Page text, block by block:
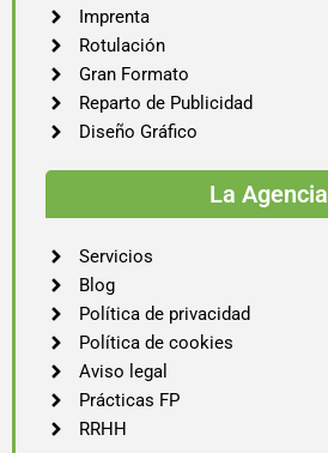
Imprenta
Rotulación
Gran Formato
Reparto de Publicidad
Diseño Gráfico
La Agencia
Servicios
Blog
Política de privacidad
Política de cookies
Aviso legal
Prácticas FP
RRHH